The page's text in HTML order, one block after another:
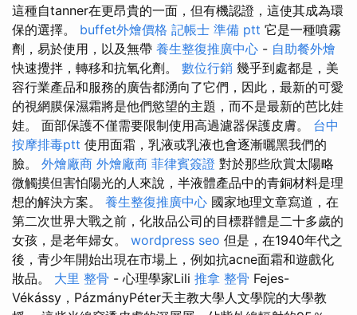
這種自tanner在更昂貴的一面，但有機認證，這使其成為環
保的選擇。 buffet外燴價格 記帳士 準備 ptt 它是一種噴霧
劑，易於使用，以及無帶 養生整復推廣中心 - 自助餐外燴
快速攪拌，轉移和抗氧化劑。 數位行銷 幾乎到處都是，美
容行業產品和服務的廣告都湧向了它們，因此，最新的可愛
的視網膜保濕霜將是他們慾望的主題，而不是最新的芭比娃
娃。 面部保護不僅需要限制使用高過濾器保護皮膚。 台中
按摩排毒ptt 使用面霜，乳液或乳液也會逐漸曬黑我們的
臉。 外燴廠商 外燴廠商 菲律賓簽證 對於那些欣賞太陽略
微觸摸但害怕陽光的人來說，半液體產品中的青銅材料是理
想的解決方案。 養生整復推廣中心 國家地理文章寫道，在
第二次世界大戰之前，化妝品公司的目標群體是二十多歲的
女孩，是老年婦女。 wordpress seo 但是，在1940年代之
後，青少年開始出現在市場上，例如抗acne面霜和遊戲化
妝品。 大里 整骨 - 心理學家Lili 推拿 整骨 Fejes-
Vékássy，PázmányPéter天主教大學人文學院的大學教